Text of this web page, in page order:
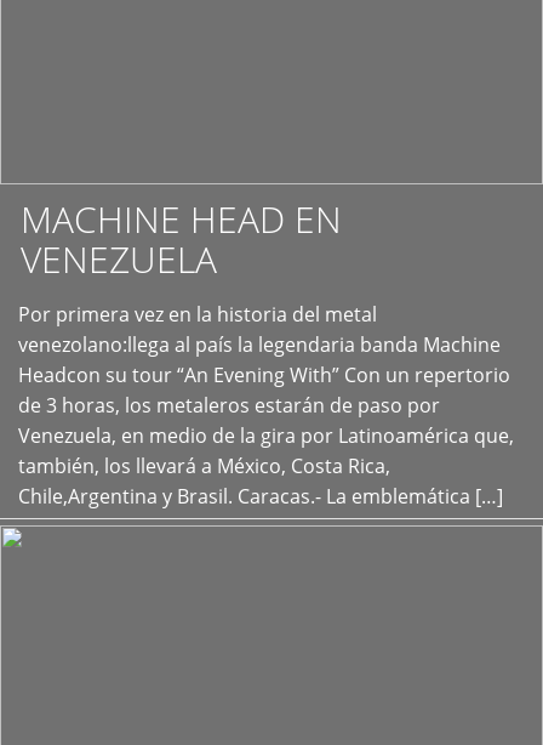
MACHINE HEAD EN
VENEZUELA
Por primera vez en la historia del metal
venezolano:llega al país la legendaria banda Machine
Headcon su tour “An Evening With” Con un repertorio
de 3 horas, los metaleros estarán de paso por
Venezuela, en medio de la gira por Latinoamérica que,
también, los llevará a México, Costa Rica,
Chile,Argentina y Brasil. Caracas.- La emblemática […]
+